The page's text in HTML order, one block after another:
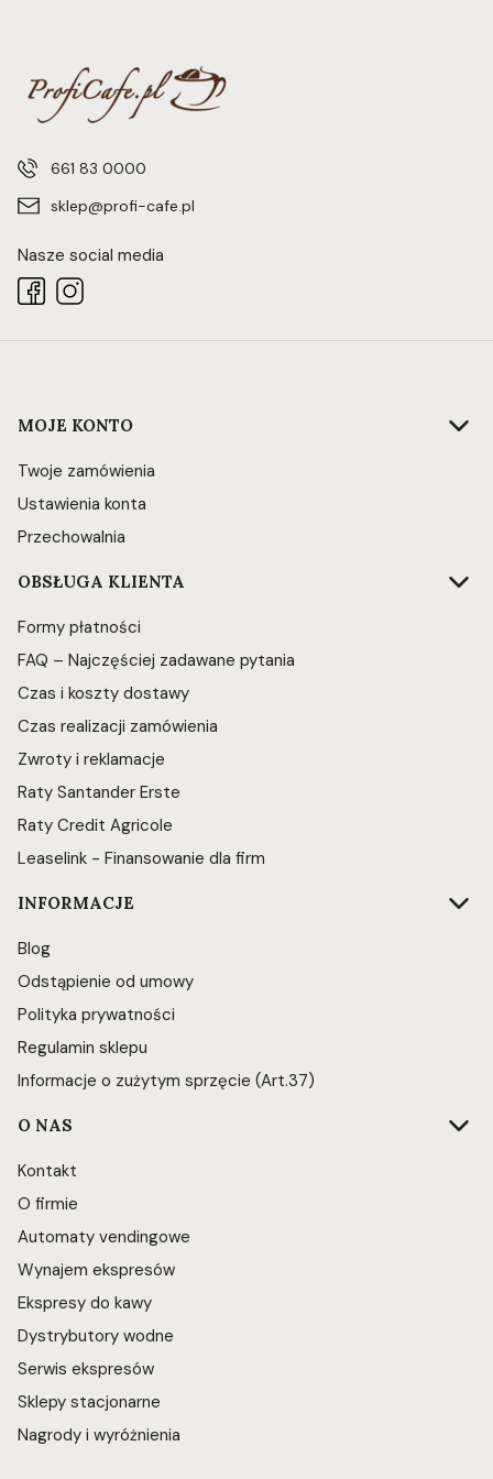
661 83 0000
sklep@profi-cafe.pl
Nasze social media
Linki w stopce
MOJE KONTO
Twoje zamówienia
Ustawienia konta
Przechowalnia
OBSŁUGA KLIENTA
Formy płatności
FAQ – Najczęściej zadawane pytania
Czas i koszty dostawy
Czas realizacji zamówienia
Zwroty i reklamacje
Raty Santander Erste
Raty Credit Agricole
Leaselink - Finansowanie dla firm
INFORMACJE
Blog
Odstąpienie od umowy
Polityka prywatności
Regulamin sklepu
Informacje o zużytym sprzęcie (Art.37)
O NAS
Kontakt
O firmie
Automaty vendingowe
Wynajem ekspresów
Ekspresy do kawy
Dystrybutory wodne
Serwis ekspresów
Sklepy stacjonarne
Nagrody i wyróżnienia